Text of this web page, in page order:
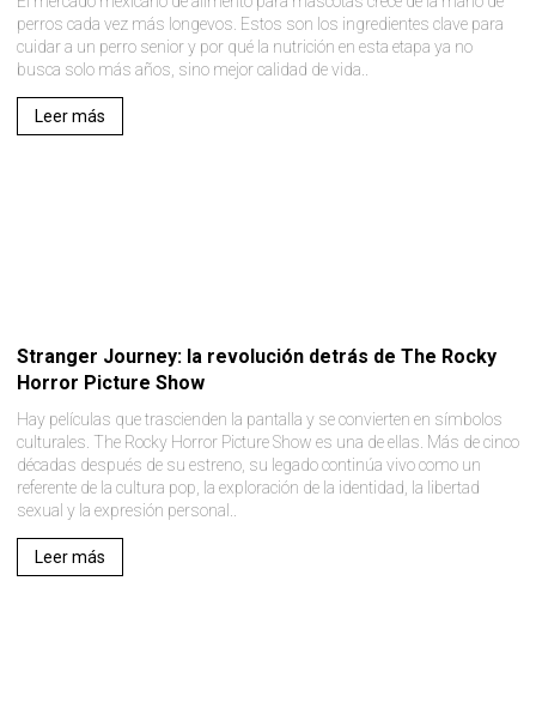
perros cada vez más longevos. Estos son los ingredientes clave para
cuidar a un perro senior y por qué la nutrición en esta etapa ya no
busca solo más años, sino mejor calidad de vida..
Leer más
Stranger Journey: la revolución detrás de The Rocky
Horror Picture Show
Hay películas que trascienden la pantalla y se convierten en símbolos
culturales. The Rocky Horror Picture Show es una de ellas. Más de cinco
décadas después de su estreno, su legado continúa vivo como un
referente de la cultura pop, la exploración de la identidad, la libertad
sexual y la expresión personal..
Leer más